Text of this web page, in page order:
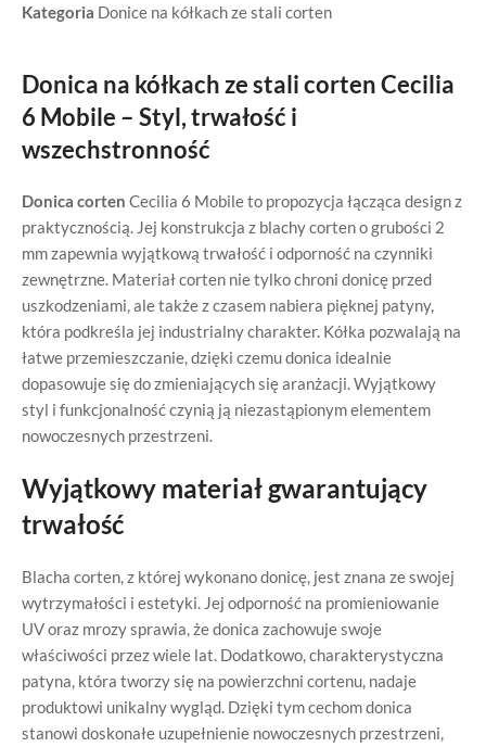
Kategoria Donice na kółkach ze stali corten
Donica na kółkach ze stali corten Cecilia
6 Mobile – Styl, trwałość i
wszechstronność
Donica corten Cecilia 6 Mobile to propozycja łącząca design z
praktycznością. Jej konstrukcja z blachy corten o grubości 2
mm zapewnia wyjątkową trwałość i odporność na czynniki
zewnętrzne. Materiał corten nie tylko chroni donicę przed
uszkodzeniami, ale także z czasem nabiera pięknej patyny,
która podkreśla jej industrialny charakter. Kółka pozwalają na
łatwe przemieszczanie, dzięki czemu donica idealnie
dopasowuje się do zmieniających się aranżacji. Wyjątkowy
styl i funkcjonalność czynią ją niezastąpionym elementem
nowoczesnych przestrzeni.
Wyjątkowy materiał gwarantujący
trwałość
Blacha corten, z której wykonano donicę, jest znana ze swojej
wytrzymałości i estetyki. Jej odporność na promieniowanie
UV oraz mrozy sprawia, że donica zachowuje swoje
właściwości przez wiele lat. Dodatkowo, charakterystyczna
patyna, która tworzy się na powierzchni cortenu, nadaje
produktowi unikalny wygląd. Dzięki tym cechom donica
stanowi doskonałe uzupełnienie nowoczesnych przestrzeni,